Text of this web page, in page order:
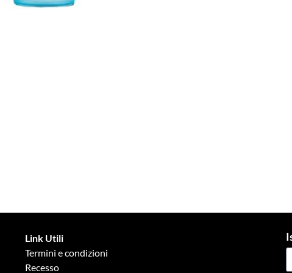
Link Utili
Termini e condizioni
Recesso